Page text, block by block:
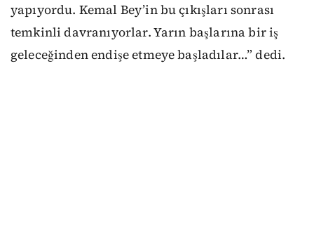
yapıyordu. Kemal Bey’in bu çıkışları sonrası
temkinli davranıyorlar. Yarın başlarına bir iş
geleceğinden endişe etmeye başladılar…” dedi.